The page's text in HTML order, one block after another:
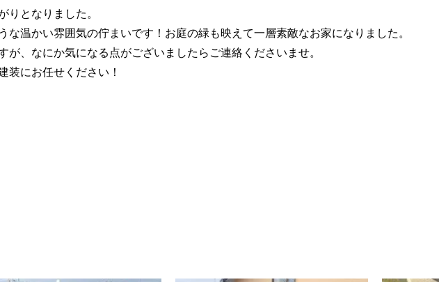
りとなりました。
な温かい雰囲気の佇まいです！お庭の緑も映えて一層素敵なお家になりました。
が、なにか気になる点がございましたらご連絡くださいませ。
装にお任せください！